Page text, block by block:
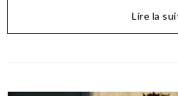
Lire la